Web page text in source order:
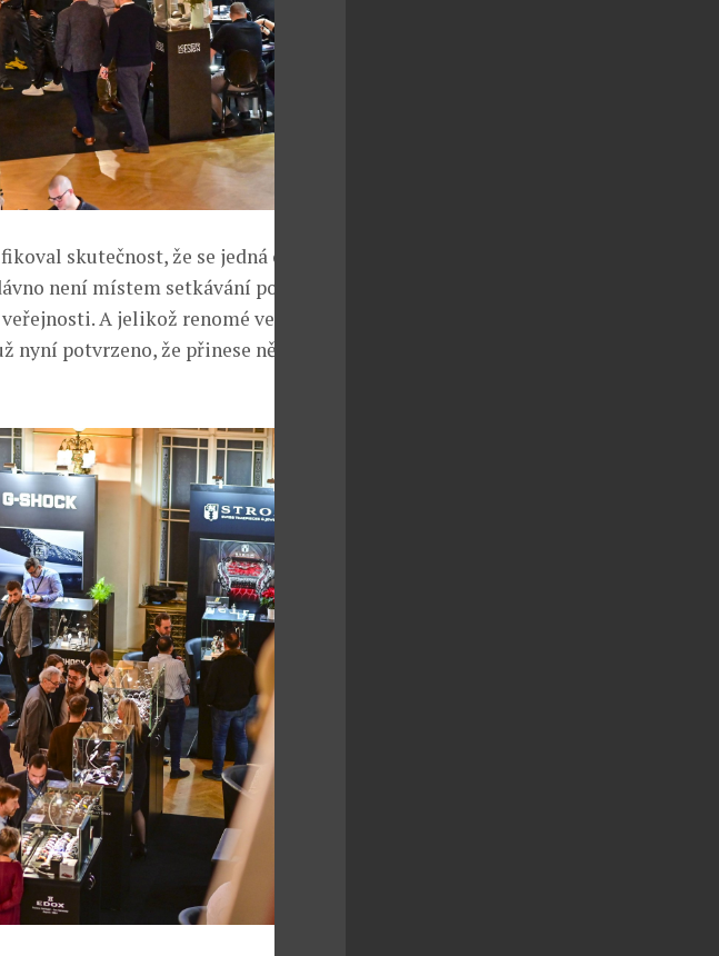
skutečnost, že se jedná opravdu
není místem setkávání pouze a
A jelikož renomé veletrhu
nyní potvrzeno, že přinese několik